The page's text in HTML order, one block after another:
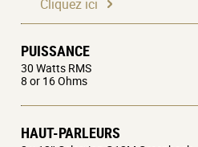
Cliquez ici
PUISSANCE
30 Watts RMS
8 or 16 Ohms
HAUT-PARLEURS